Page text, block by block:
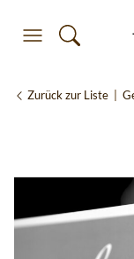
Zurück zur Liste